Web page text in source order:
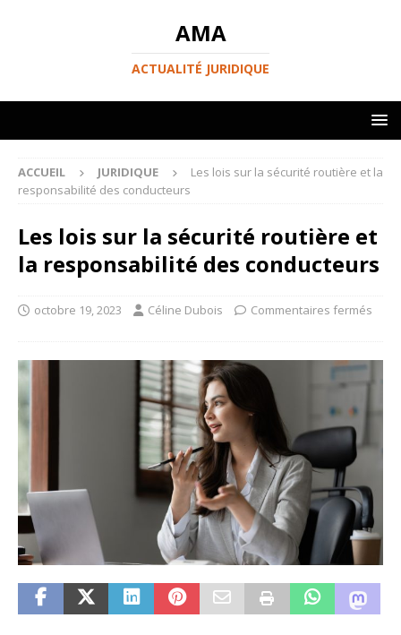
AMA
ACTUALITÉ JURIDIQUE
ACCUEIL JURIDIQUE
Les lois sur la sécurité routière et la
responsabilité des conducteurs
Les lois sur la sécurité routière et
la responsabilité des conducteurs
octobre 19, 2023 Céline Dubois Commentaires fermés